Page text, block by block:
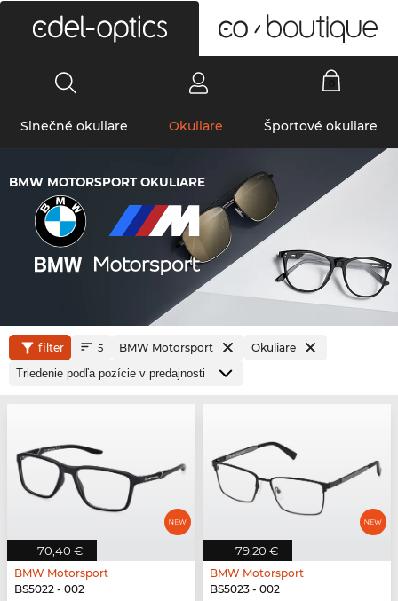
Slnečné okuliare Okuliare Športové okuliare
BMW MOTORSPORT OKULIARE
filter 5 BMW Motorsport Okuliare
70,40 €
BMW Motorsport
BS5022 - 002
79,20 €
BMW Motorsport
BS5023 - 002